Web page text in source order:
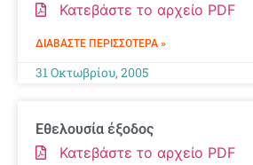
Κατεβάστε το αρχείο PDF
ΔΙΑΒΆΣΤΕ ΠΕΡΙΣΣΌΤΕΡΑ »
31 Οκτωβρίου, 2005
Εθελουσία έξοδος
Κατεβάστε το αρχείο PDF